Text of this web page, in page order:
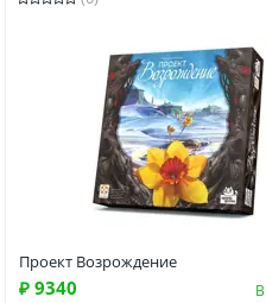
Проект Возрождение
₽ 9340